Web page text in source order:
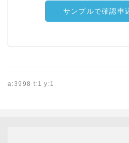
サンプルで確認申
a:3998 t:1 y:1